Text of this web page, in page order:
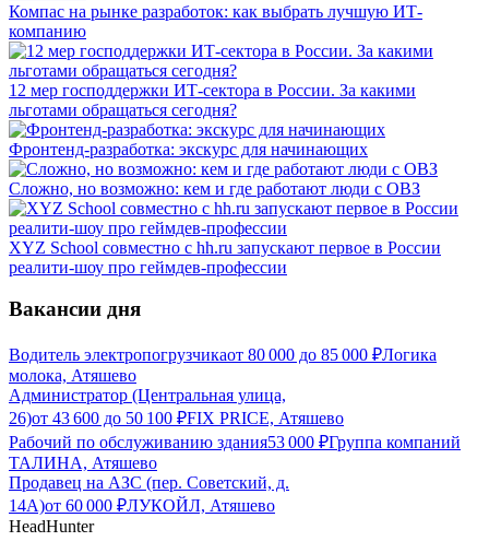
Компас на рынке разработок: как выбрать лучшую ИТ-
компанию
12 мер господдержки ИТ-сектора в России. За какими
льготами обращаться сегодня?
Фронтенд-разработка: экскурс для начинающих
Сложно, но возможно: кем и где работают люди с ОВЗ
XYZ School совместно с hh.ru запускают первое в России
реалити-шоу про геймдев-профессии
Вакансии дня
Водитель электропогрузчикаот 80 000 до 85 000 ₽Логика
молока, Атяшево
Администратор (Центральная улица,
26)от 43 600 до 50 100 ₽FIX PRICE, Атяшево
Рабочий по обслуживанию здания53 000 ₽Группа компаний
ТАЛИНА, Атяшево
Продавец на АЗС (пер. Советский, д.
14А)от 60 000 ₽ЛУКОЙЛ, Атяшево
HeadHunter